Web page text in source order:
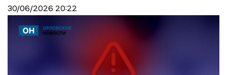
30/06/2026 20:22